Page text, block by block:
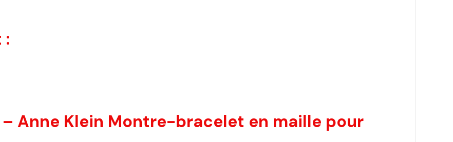
:
Anne Klein Montre-bracelet en maille pour